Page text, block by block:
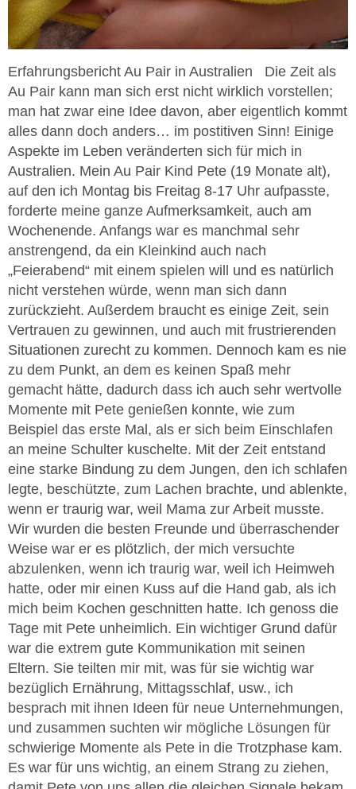
Erfahrungsbericht Au Pair in Australien Die Zeit als
Au Pair kann man sich erst nicht wirklich vorstellen;
man hat zwar eine Idee davon, aber eigentlich kommt
alles dann doch anders… im postitiven Sinn! Einige
Aspekte im Leben veränderten sich für mich in
Australien. Mein Au Pair Kind Pete (19 Monate alt),
auf den ich Montag bis Freitag 8-17 Uhr aufpasste,
forderte meine ganze Aufmerksamkeit, auch am
Wochenende. Anfangs war es manchmal sehr
anstrengend, da ein Kleinkind auch nach
„Feierabend“ mit einem spielen will und es natürlich
nicht verstehen würde, wenn man sich dann
zurückzieht. Außerdem braucht es einige Zeit, sein
Vertrauen zu gewinnen, und auch mit frustrierenden
Situationen zurecht zu kommen. Dennoch kam es nie
zu dem Punkt, an dem es keinen Spaß mehr
gemacht hätte, dadurch dass ich auch sehr wertvolle
Momente mit Pete genießen konnte, wie zum
Beispiel das erste Mal, als er sich beim Einschlafen
an meine Schulter kuschelte. Mit der Zeit entstand
eine starke Bindung zu dem Jungen, den ich schlafen
legte, beschützte, zum Lachen brachte, und ablenkte,
wenn er traurig war, weil Mama zur Arbeit musste.
Wir wurden die besten Freunde und überraschender
Weise war er es plötzlich, der mich versuchte
abzulenken, wenn ich traurig war, weil ich Heimweh
hatte, oder mir einen Kuss auf die Hand gab, als ich
mich beim Kochen geschnitten hatte. Ich genoss die
Tage mit Pete unheimlich. Ein wichtiger Grund dafür
war die extrem gute Kommunikation mit seinen
Eltern. Sie teilten mir mit, was für sie wichtig war
bezüglich Ernährung, Mittagsschlaf, usw., ich
besprach mit ihnen Ideen für neue Unternehmungen,
und zusammen suchten wir mögliche Lösungen für
schwierige Momente als Pete in die Trotzphase kam.
Es war für uns wichtig, an einem Strang zu ziehen,